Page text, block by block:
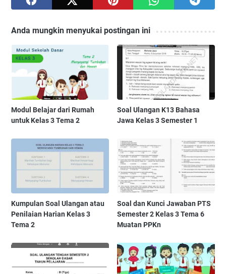
Anda mungkin menyukai postingan ini
Modul Belajar dari Rumah
untuk Kelas 3 Tema 2
Soal Ulangan K13 Bahasa
Jawa Kelas 3 Semester 1
Kumpulan Soal Ulangan atau
Penilaian Harian Kelas 3
Tema 2
Soal dan Kunci Jawaban PTS
Semester 2 Kelas 3 Tema 6
Muatan PPKn